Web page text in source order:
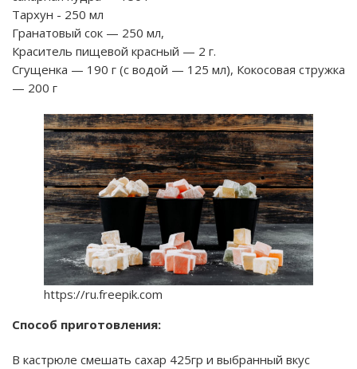
Тархун - 250 мл
Гранатовый сок — 250 мл,
Краситель пищевой красный — 2 г.
Сгущенка — 190 г (с водой — 125 мл), Кокосовая стружка
— 200 г
https://ru.freepik.com
Способ приготовления:
В кастрюле смешать сахар 425гр и выбранный вкус